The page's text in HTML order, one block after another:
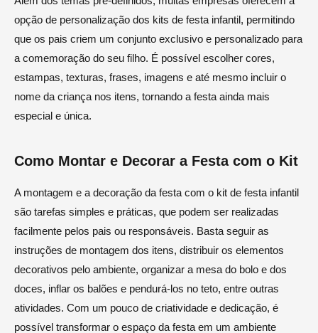
opção de personalização dos kits de festa infantil, permitindo
que os pais criem um conjunto exclusivo e personalizado para
a comemoração do seu filho. É possível escolher cores,
estampas, texturas, frases, imagens e até mesmo incluir o
nome da criança nos itens, tornando a festa ainda mais
especial e única.
Como Montar e Decorar a Festa com o Kit
A montagem e a decoração da festa com o kit de festa infantil
são tarefas simples e práticas, que podem ser realizadas
facilmente pelos pais ou responsáveis. Basta seguir as
instruções de montagem dos itens, distribuir os elementos
decorativos pelo ambiente, organizar a mesa do bolo e dos
doces, inflar os balões e pendurá-los no teto, entre outras
atividades. Com um pouco de criatividade e dedicação, é
possível transformar o espaço da festa em um ambiente